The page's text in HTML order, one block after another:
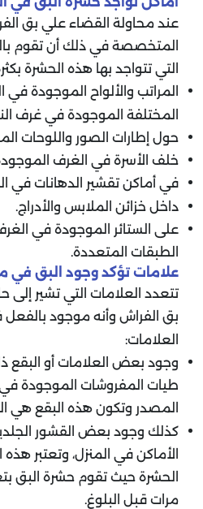
عند محاولة القضاء علي بق
المتخصصة في ذلك أن تقوم
التي تتواجد بها هذه الحشرة
المراتب والألواح الموجودة في
المختلفة الموجودة في غرف
حول إطارات الصور واللوحات
خلف الأسرة في الغرف
في أماكن تقشير الدهانات في
داخل خزائن الملابس والأدراج.
على الستائر الموجودة في
الطبقات المتعددة.
علامات تؤكد وجود البق في
تتعدد العلامات التي تشير إلى
بق الفراش وأنه موجود بالفعل
العلامات:
وجود بعض العلامات أو البقع
طيات المفروشات الموجودة
المصدر وتكون هذه البقع هي
كذلك وجود بعض القشور
الأماكن في المنزل، وتعتبر
الحشرة حيث تقوم حشرة البق
مرات قبل البلوغ.